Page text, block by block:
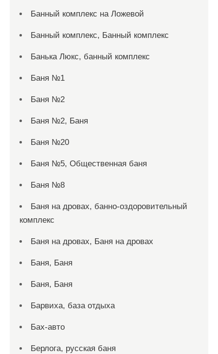
Банный комплекс на Ложевой
Банный комплекс, Банный комплекс
Банька Люкс, банный комплекс
Баня №1
Баня №2
Баня №2, Баня
Баня №20
Баня №5, Общественная баня
Баня №8
Баня на дровах, банно-оздоровительный
комплекс
Баня на дровах, Баня на дровах
Баня, Баня
Баня, Баня
Барвиха, база отдыха
Бах-авто
Берлога, русская баня